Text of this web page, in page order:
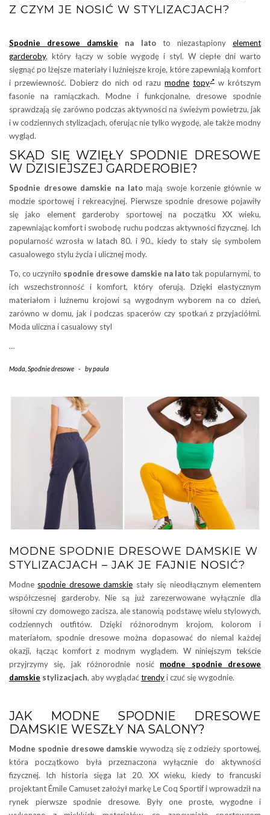
Z CZYM JE NOSIĆ W STYLIZACJACH?
Spodnie dresowe damskie na latoto niezastąpionyelement
garderoby, który łączy w sobie wygodę i styl. W ciepłe dni warto
sięgnąć po lżejsze materiały i luźniejsze kroje, które zapewniają komfort
i przewiewność. Dobierz do nich od razu modne topy
w krótszym
fasonie na ramiączkach. Modne i funkcjonalne, dresowe spodnie
sprawdzają się zarówno podczas aktywności na świeżym powietrzu, jak
i w codziennych stylizacjach, oferując nie tylko wygodę, ale także modny
wygląd.
SKĄD SIĘ WZIĘŁY SPODNIE DRESOWE
W DZISIEJSZEJ GARDEROBIE?
Spodnie dresowe damskie na latomają swoje korzenie głównie w
modzie sportowej i rekreacyjnej. Pierwsze spodnie dresowe pojawiły
się jako element garderoby sportowej na początku XX wieku,
zapewniając komfort i swobodę ruchu podczas aktywności fizycznej. Ich
popularność wzrosła w latach 80. i 90., kiedy to stały się symbolem
casualowego stylu życia i ulicznej mody.
To, co uczyniło spodnie dresowe damskie na latotak popularnymi, to
ich wszechstronność i komfort, który oferują. Dzięki elastycznym
materiałom i luźnemu krojowi są wygodnym wyborem na co dzień,
zarówno w domu, jak i podczas spacerów czy spotkań z przyjaciółmi.
Moda uliczna i casualowy styl
…
Moda Spodnie dresowe - bypaula
MODNE SPODNIE DRESOWE DAMSKIE W
STYLIZACJACH – JAK JE FAJNIE NOSIĆ?
Modne spodnie dresowe damskie stały się nieodłącznym elementem
współczesnej garderoby. Nie są już zarezerwowane wyłącznie dla
siłowni czy domowego zacisza, ale stanowią podstawę wielu stylowych,
codziennych outfitów. Dzięki różnorodnym krojom, kolorom i
materiałom, spodnie dresowe można dopasować do niemal każdej
okazji, łącząc komfort z modnym wyglądem. W niniejszym tekście
przyjrzymy się, jak różnorodnie nosić modne spodnie dresowe
damskie stylizacjach, aby wyglądaćtrendyi czuć się wygodnie.
JAK MODNE SPODNIE DRESOWE
DAMSKIE WESZŁY NA SALONY?
Modne spodnie dresowe damskie wywodzą się z odzieży sportowej,
która początkowo była przeznaczona wyłącznie do aktywności
fizycznej. Ich historia sięga lat 20. XX wieku, kiedy to francuski
projektant Émile Camuset założył markę Le Coq Sportif i wprowadził na
rynek pierwsze spodnie dresowe. Były one proste, wygodne i